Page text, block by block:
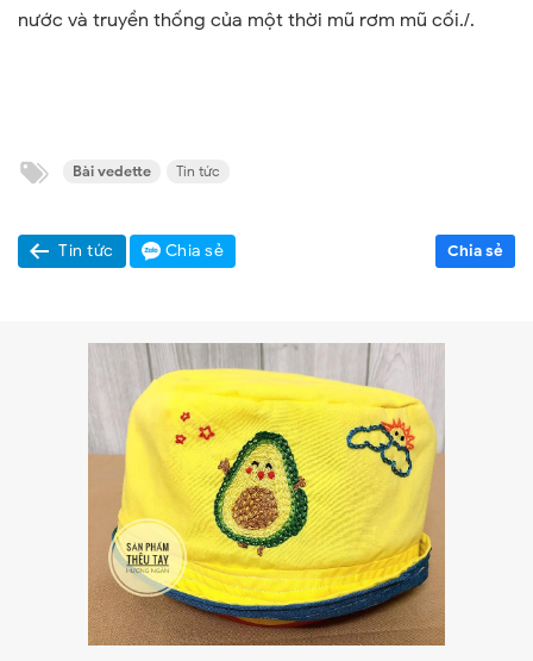
nước và truyền thống của một thời mũ rơm mũ cối./.
Bài vedette Tin tức
Tin tức Chia sẻ Chia sẻ